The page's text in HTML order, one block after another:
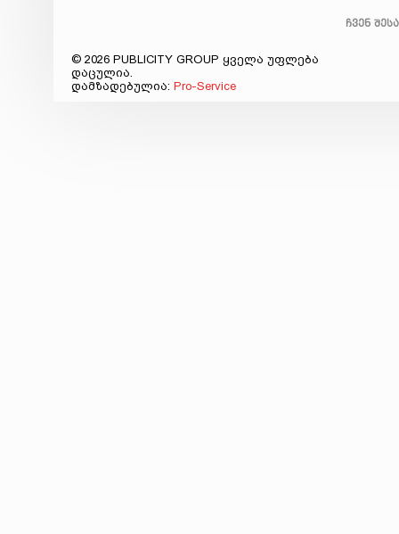
ჩვენ
© 2026 PUBLICITY GROUP ყველა უფლება
დაცულია.
დამზადებულია: Pro-Service